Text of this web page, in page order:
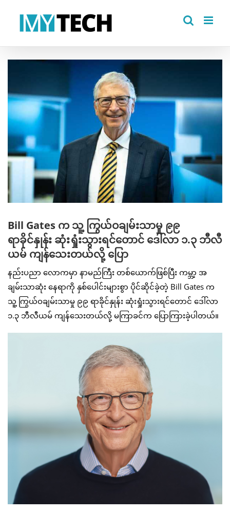
Image
Bill Gates က သူ့ ကြွယ်ဝချမ်းသာမှု ၉၉
ရာခိုင်နှုန်း ဆုံးရှုံးသွားရင်တောင် ဒေါ်လာ ၁.၃ ဘီလီ
ယမ် ကျန်သေးတယ်လို့ ပြော
နည်းပညာ လောကမှာ နာမည်ကြီး တစ်ယောက်ဖြစ်ပြီး ကမ္ဘာ့ အ
ချမ်းသာဆုံး နေရာကို နှစ်ပေါင်းများစွာ ပိုင်ဆိုင်ခဲ့တဲ့ Bill Gates က
သူ့ ကြွယ်ဝချမ်းသာမှု ၉၉ ရာခိုင်နှုန်း ဆုံးရှုံးသွားရင်တောင် ဒေါ်လာ
၁.၃ ဘီလီယမ် ကျန်သေးတယ်လို့ မကြာခင်က ပြောကြားခဲ့ပါတယ်။